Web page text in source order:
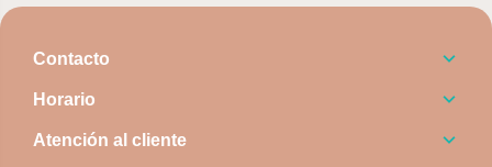
Contacto
Horario
Atención al cliente